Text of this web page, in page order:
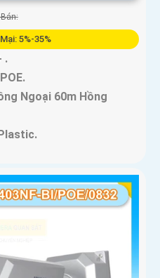
5%-35%
.
Ngoại 60m Hồng